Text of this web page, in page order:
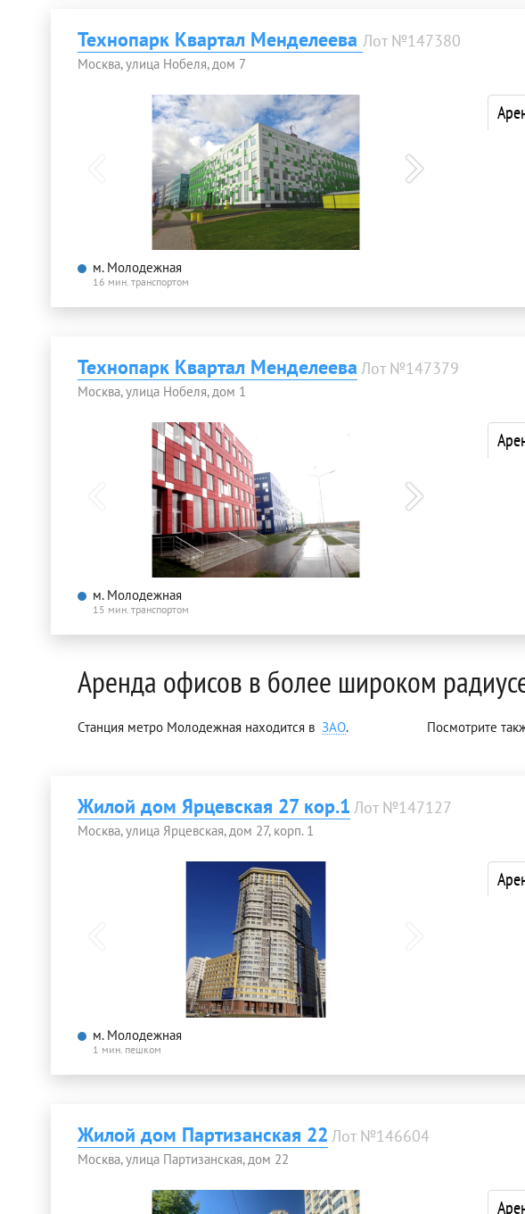
Технопарк Квартал Менделеева Лот №147380
Москва, улица Нобеля, дом 7
м. Молодежная
16 мин. транспортом
Технопарк Квартал Менделеева Лот №147379
Москва, улица Нобеля, дом 1
м. Молодежная
15 мин. транспортом
Аренда офисов в более широком
Станция метро Молодежная находится в ЗАО. Посмотрите
Жилой дом Ярцевская 27 кор.1 Лот №147127
Москва, улица Ярцевская, дом 27, корп. 1
м. Молодежная
1 мин. пешком
Жилой дом Партизанская 22 Лот №146604
Москва, улица Партизанская, дом 22